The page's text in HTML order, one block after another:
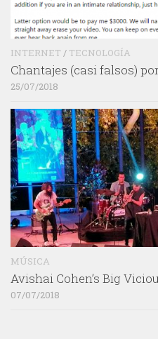
INTERNET / TECNOLOGÍA
Chantajes (casi falsos)
25/07/2018
MÚSICA
Avishai Cohen’s Big
07/07/2018